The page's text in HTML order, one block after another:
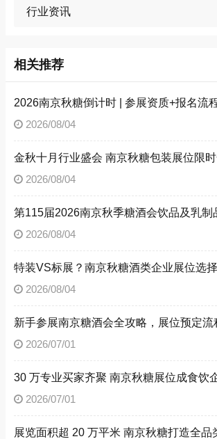
行业资讯
相关推荐
2026/08/04
金秋十月行业盛会 南京秋糖包装展位限
2026/08/04
2026/08/04
特装VS标展？南京秋糖酒类企业展位选
2026/08/04
新手参展南京糖酒会全攻略，展位预定
2026/07/01
2026/07/01
展览面积超 20 万平米 南京秋糖打造全品